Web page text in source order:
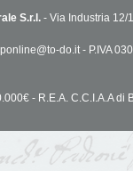
S.r.l. - Via Industria 12/
do.it - P.IVA
- R.E.A. C.C.I.A.A di